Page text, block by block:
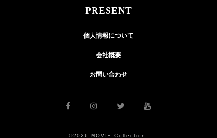
PRESENT
個人情報について
会社概要
お問い合わせ
©2026 MOVIE Collection.